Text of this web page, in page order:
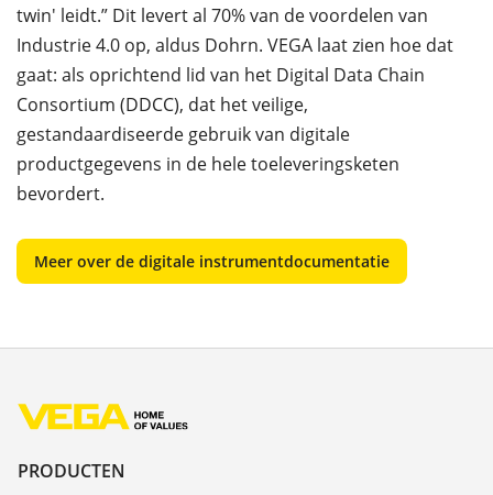
twin' leidt.” Dit levert al 70% van de voordelen van
Industrie 4.0 op, aldus Dohrn. VEGA laat zien hoe dat
gaat: als oprichtend lid van het Digital Data Chain
Consortium (DDCC), dat het veilige,
gestandaardiseerde gebruik van digitale
productgegevens in de hele toeleveringsketen
bevordert.
Meer over de digitale instrumentdocumentatie
PRODUCTEN